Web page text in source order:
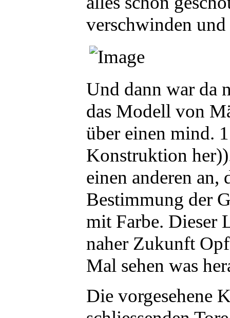
verschwinden
Und dann war da
das Modell von
über einen mind.
Konstruktion
einen anderen
Bestimmung der
mit Farbe. Dieser
naher Zukunft
Mal sehen was
Die vorgesehene